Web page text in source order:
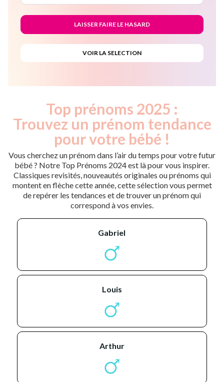
Top prénoms 2025 :
Trouvez un prénom tendance
pour votre bébé !
Vous cherchez un prénom dans l’air du temps pour votre futur
bébé ? Notre Top Prénoms 2024 est là pour vous inspirer.
Classiques revisités, nouveautés originales ou prénoms qui
montent en flèche cette année, cette sélection vous permet
de repérer les tendances et de trouver un prénom qui
correspond à vos envies.
gabriel
louis
arthur